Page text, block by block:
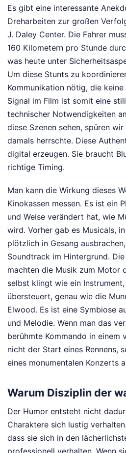
Es gibt eine interessante
Dreharbeiten zur großen
J. Daley Center. Die Fahrer
160 Kilometern pro Stunde
was heute unter
Um diese Stunts zu
Kommunikation nötig, die
Signal im Film ist somit eine
technischer Notwendigkeiten
diese Szenen sehen, spüren
damals herrschte. Diese
digital erzeugen. Sie braucht
richtige Timing.
Man kann die Wirkung dieses
Kinokassen messen. Es ist ein
und Weise verändert hat, wie
wird. Vorher gab es Musicals,
plötzlich in Gesang
Soundtrack im Hintergrund.
machten die Musik zum Motor
selbst klingt wie ein
übersteuert, genau wie die
Elwood. Es ist eine Symbiose
und Melodie. Wenn man das
berühmte Kommando in einem
nicht der Start eines Rennens,
eines monumentalen Konzerts
Warum Disziplin der
Der Humor entsteht nicht
Charaktere sich lustig
dass sie sich in den
professionell verhalten. Wenn